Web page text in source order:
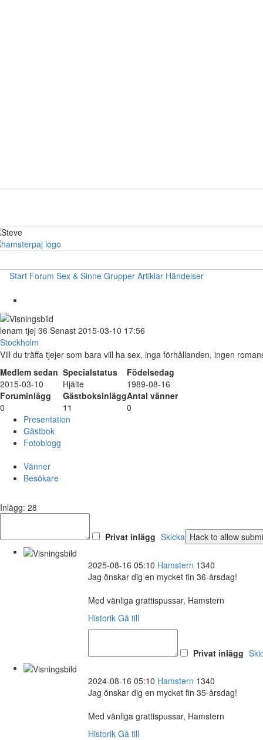
Start Forum Sex & Sinne Grupper Artiklar Händelser
lenam tjej 36 Senast 2015-03-10 17:56
Stockholm
Vill du träffa tjejer som bara vill ha sex, inga förhållanden, ingen
Medlem sedan Specialstatus
Födelsedag
2015-03-10
Hjälte
1989-08-16
Foruminlägg
GästboksinläggAntal vänner
0
11
0
Presentation
Gästbok
Fotoblogg
Vänner
Besökare
Inlägg: 28
Privat inlägg Skicka
2025-08-16 05:10 Hamstern 1340
Jag önskar dig en mycket fin 36-årsdag!
Med vänliga grattispussar, Hamstern
Historik Gå till
Privat inlägg
2024-08-16 05:10 Hamstern 1340
Jag önskar dig en mycket fin 35-årsdag!
Med vänliga grattispussar, Hamstern
Historik Gå till